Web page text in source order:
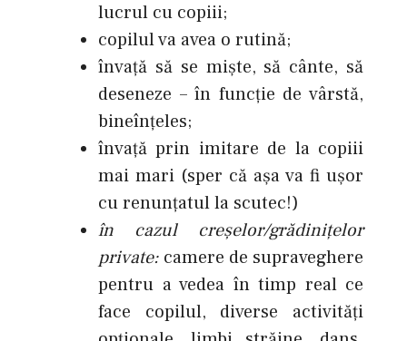
lucrul cu copiii;
copilul va avea o rutină;
învaţă să se mişte, să cânte, să
deseneze – în funcţie de vârstă,
bineînţeles;
învaţă prin imitare de la copiii
mai mari (sper că aşa va fi uşor
cu renunţatul la scutec!)
în cazul creşelor/grădiniţelor
private: camere de supraveghere
pentru a vedea în timp real ce
face copilul, diverse activităţi